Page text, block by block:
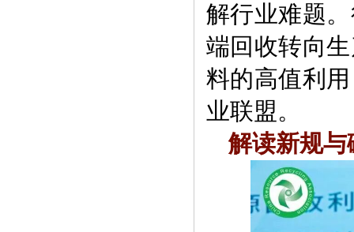
解行业难题
端回收转向
料的高值利
业联盟。
解读新规